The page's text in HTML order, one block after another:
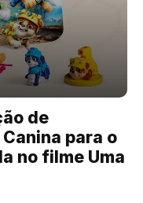
de
para o
no filme Uma